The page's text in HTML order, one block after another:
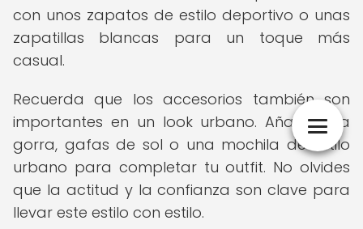
con unos zapatos de estilo deportivo o unas
zapatillas blancas para un toque más
casual.
Recuerda que los accesorios también son
importantes en un look urbano. Añade una
gorra, gafas de sol o una mochila de estilo
urbano para completar tu outfit. No olvides
que la actitud y la confianza son clave para
llevar este estilo con estilo.